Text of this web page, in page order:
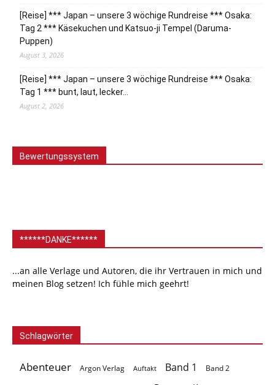
[Reise] *** Japan – unsere 3 wöchige Rundreise *** Osaka:
Tag 2 *** Käsekuchen und Katsuo-ji Tempel (Daruma-
Puppen)
August 3, 2026
[Reise] *** Japan – unsere 3 wöchige Rundreise *** Osaka:
Tag 1 *** bunt, laut, lecker…
August 2, 2026
Bewertungssystem
******DANKE******
...an alle Verlage und Autoren, die ihr Vertrauen in mich und
meinen Blog setzen! Ich fühle mich geehrt!
Schlagwörter
Abenteuer Argon Verlag Auftakt Band 1 Band 2